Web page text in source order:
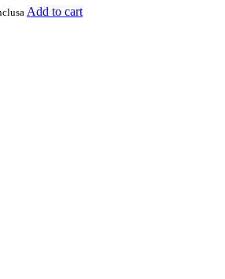
Add to cart